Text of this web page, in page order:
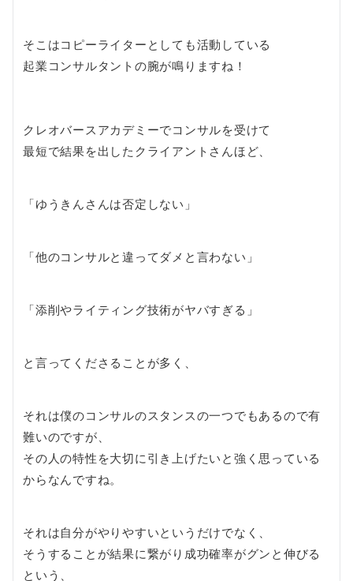
そこはコピーライターとしても活動している
起業コンサルタントの腕が鳴りますね！
クレオバースアカデミーでコンサルを受けて
最短で結果を出したクライアントさんほど、
「ゆうきんさんは否定しない」
「他のコンサルと違ってダメと言わない」
「添削やライティング技術がヤバすぎる」
と言ってくださることが多く、
それは僕のコンサルのスタンスの一つでもあるので有
難いのですが、
その人の特性を大切に引き上げたいと強く思っている
からなんですね。
それは自分がやりやすいというだけでなく、
そうすることが結果に繋がり成功確率がグンと伸びる
という、